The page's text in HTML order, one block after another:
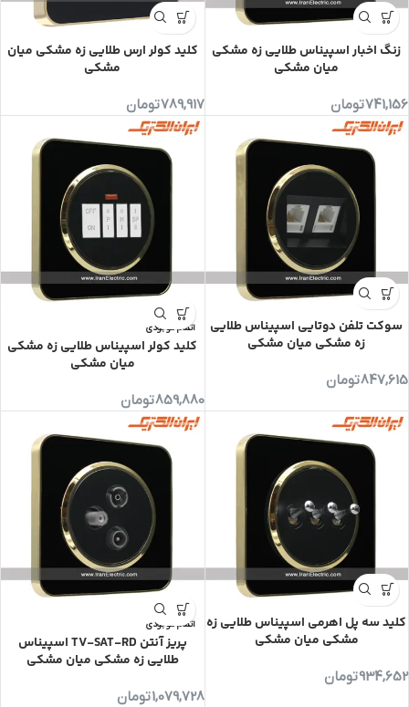
زنگ اخبار اسپیناس طلایی زه مشکی
میان مشکی
741,156تومان
کلید کولر ارس طلایی زه مشکی میان
مشکی
789,917تومان
سوکت تلفن دوتایی اسپیناس طلایی
زه مشکی میان مشکی
847,615تومان
اتمام موجودی
کلید کولر اسپیناس طلایی زه مشکی
میان مشکی
859,880تومان
کلید سه پل اهرمی اسپیناس طلایی زه
مشکی میان مشکی
934,652تومان
اتمام موجودی
پریز آنتن TV-SAT-RD اسپیناس
طلایی زه مشکی میان مشکی
1,079,728تومان